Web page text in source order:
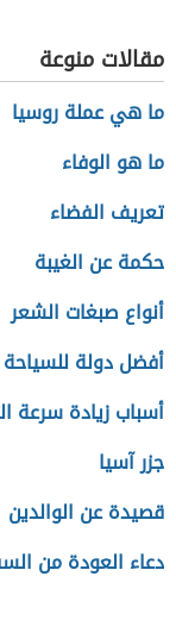
مقالات منوعة
ما هي عملة روسيا
ما هو الوفاء
تعريف الفضاء
حكمة عن الغيبة
أنواع صبغات الشعر
أفضل دولة للسياحة
أسباب زيادة سرعة
جزر آسيا
قصيدة عن الوالدين
دعاء العودة من